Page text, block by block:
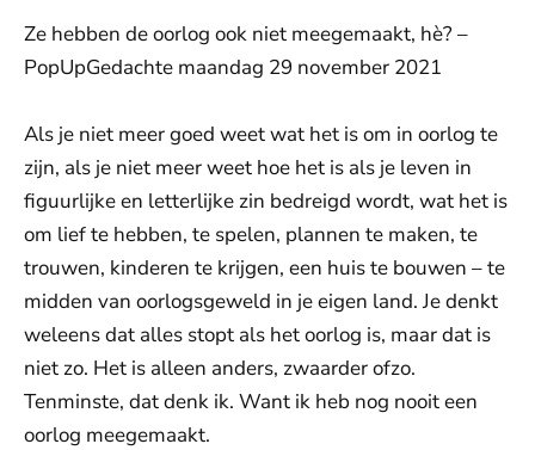
Ze hebben de oorlog ook niet meegemaakt, hè? –
PopUpGedachte maandag 29 november 2021
Als je niet meer goed weet wat het is om in oorlog te
zijn, als je niet meer weet hoe het is als je leven in
figuurlijke en letterlijke zin bedreigd wordt, wat het is
om lief te hebben, te spelen, plannen te maken, te
trouwen, kinderen te krijgen, een huis te bouwen – te
midden van oorlogsgeweld in je eigen land. Je denkt
weleens dat alles stopt als het oorlog is, maar dat is
niet zo. Het is alleen anders, zwaarder ofzo.
Tenminste, dat denk ik. Want ik heb nog nooit een
oorlog meegemaakt.